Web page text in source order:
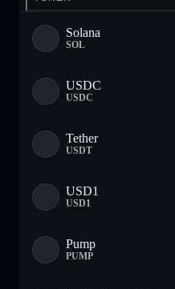
Solana
SOL
USDC
USDC
Tether
USDT
USD1
USD1
Pump
PUMP